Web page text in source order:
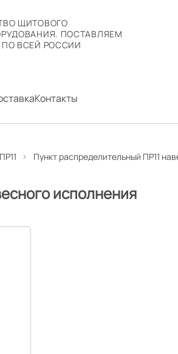
ЩИТОВОГО
ПОСТАВЛЯЕМ
ВСЕЙ РОССИИ
Контакты
Пункт распределительный ПР11
исполнения